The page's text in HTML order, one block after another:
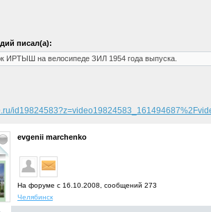
писал(а):
ИРТЫШ на велосипеде ЗИЛ 1954 года выпуска.
evgenii marchenko
На форуме с 16.10.2008, cообщений 273
Челябинск